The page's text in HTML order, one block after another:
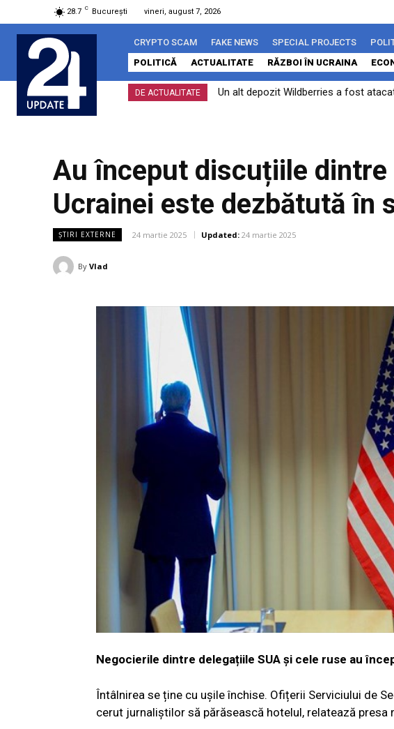
28.7 C București vineri, august 7, 2026
CRYPTO SCAM FAKE NEWS SPECIAL PROJECTS
POLITICĂ
ACTUALITATE RĂZBOI ÎN UCRAINA
DE ACTUALITATE Un alt depozit Wildberries a fost
Au început discuțiile dintre
Ucrainei este dezbătută în
ȘTIRI EXTERNE 24 martie 2025 Updated: 24 martie 2025
By Vlad
Negocierile dintre delegațiile SUA și cele ruse au
Întâlnirea se ține cu ușile închise. Ofițerii Serviciului de
cerut jurnaliștilor să părăsească hotelul, relatează presa